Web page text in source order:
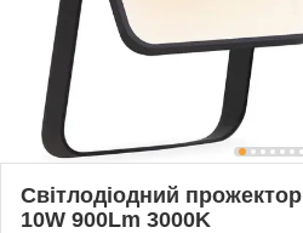
Світлодіодний
10W 900Lm 3000K